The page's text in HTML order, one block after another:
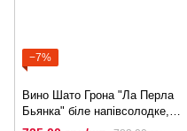
−7%
Вино Шато Грона "Ла Перла
Бьянка" біле напівсолодке,
10л